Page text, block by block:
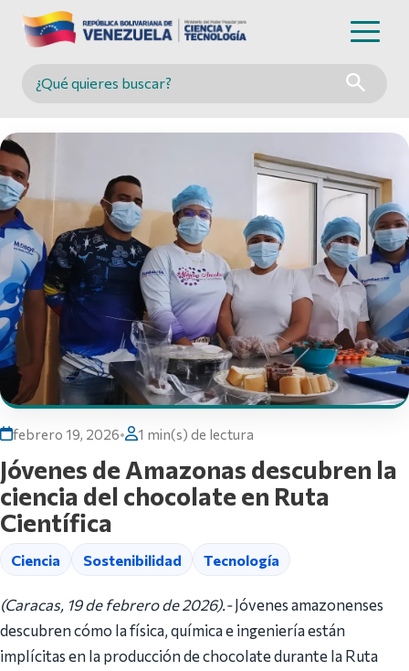
Buscar en MINCYT
febrero 19, 2026• 1 min(s) de lectura
Jóvenes de Amazonas descubren la
ciencia del chocolate en Ruta
Científica
Ciencia Sostenibilidad Tecnología
(Caracas, 19 de febrero de 2026).-Jóvenes amazonenses
descubren cómo la física, química e ingeniería están
implícitas en la producción de chocolate durante la Ruta